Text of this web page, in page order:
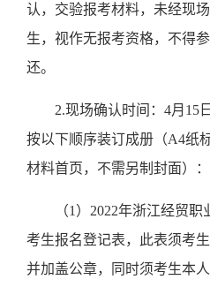
认，交验报考材料，未经现
生，视作无报考资格，不得
还。
2.现场确认时间： 4月 15 日
按以下顺序装订成册（A4纸
材料首页，不需另制封面）：
（1 ） 2022年浙江经贸职
考生报名登记表，此表须考
并加盖公章，同时须考生本人